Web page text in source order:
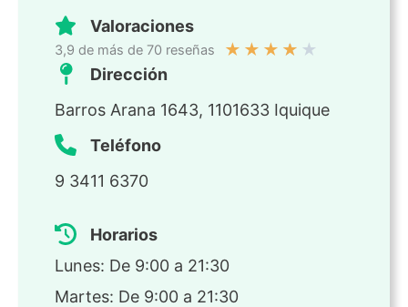
Valoraciones
3,9 de más de 70 reseñas ★ ★ ★ ★ ★
Dirección
Barros Arana 1643, 1101633 Iquique
Teléfono
9 3411 6370
Horarios
Lunes: De 9:00 a 21:30
Martes: De 9:00 a 21:30